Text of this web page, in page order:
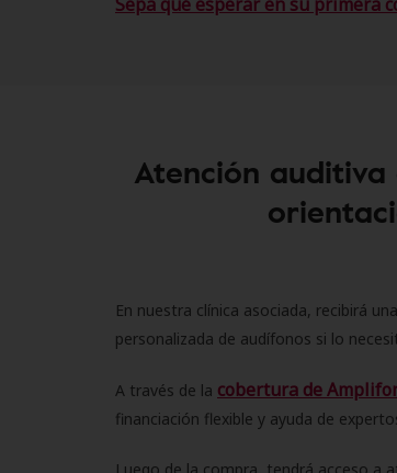
Atención
En nuestra clínica asociada, recibirá
personalizada de audífonos si lo
A través de la cobertura de
financiación flexible y ayuda de